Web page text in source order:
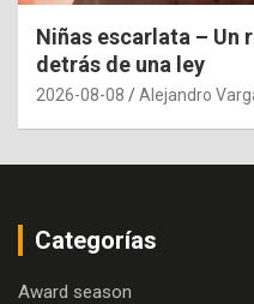
Niñas escarlata – Un
detrás de una ley
2026-08-08 Alejandro
Categorías
Award season